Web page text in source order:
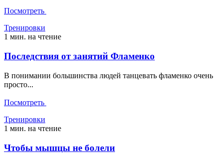
Посмотреть
Тренировки
1 мин. на чтение
Последствия от занятий Фламенко
В понимании большинства людей танцевать фламенко очень
просто...
Посмотреть
Тренировки
1 мин. на чтение
Чтобы мышцы не болели